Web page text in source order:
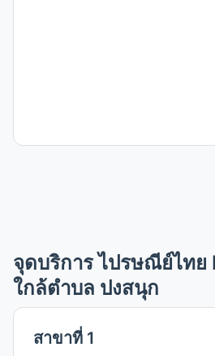
จุดบริการ ไปรษณีย์ไทย
ใกล้ตำบล ปงสนุก
สาขาที่ 1